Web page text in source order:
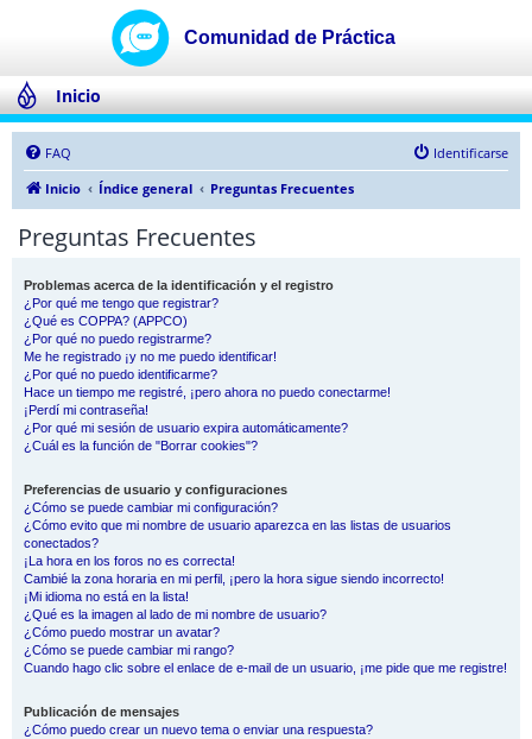
Inicio
FAQ
Identificarse
Inicio
Índice general Preguntas Frecuentes
Preguntas Frecuentes
Problemas acerca de la identificación y el registro
¿Por qué me tengo que registrar?
¿Qué es COPPA? (APPCO)
¿Por qué no puedo registrarme?
Me he registrado ¡y no me puedo identificar!
¿Por qué no puedo identificarme?
Hace un tiempo me registré, ¡pero ahora no puedo conectarme!
¡Perdí mi contraseña!
¿Por qué mi sesión de usuario expira automáticamente?
¿Cuál es la función de "Borrar cookies"?
Preferencias de usuario y configuraciones
¿Cómo se puede cambiar mi configuración?
¿Cómo evito que mi nombre de usuario aparezca en las listas de usuarios
conectados?
¡La hora en los foros no es correcta!
Cambié la zona horaria en mi perfil, ¡pero la hora sigue siendo incorrecto!
¡Mi idioma no está en la lista!
¿Qué es la imagen al lado de mi nombre de usuario?
¿Cómo puedo mostrar un avatar?
¿Cómo se puede cambiar mi rango?
Cuando hago clic sobre el enlace de e-mail de un usuario, ¡me pide que me registre!
Publicación de mensajes
¿Cómo puedo crear un nuevo tema o enviar una respuesta?